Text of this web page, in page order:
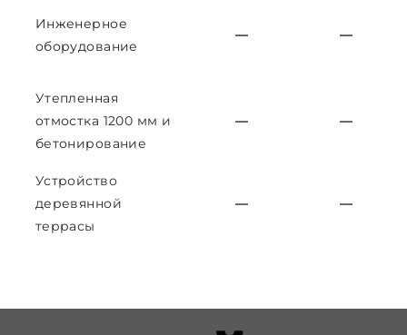
Инженерное
оборудование
— —
Утепленная
отмостка 1200 мм и
бетонирование
— —
Устройство
деревянной
террасы
— —